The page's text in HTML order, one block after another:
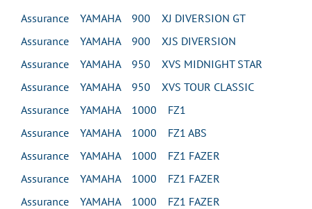
Assurance YAMAHA 900 XJ DIVERSION GT
Assurance YAMAHA 900 XJS DIVERSION
Assurance YAMAHA 950 XVS MIDNIGHT STAR
Assurance YAMAHA 950 XVS TOUR CLASSIC
Assurance YAMAHA 1000 FZ1
Assurance YAMAHA 1000 FZ1 ABS
Assurance YAMAHA 1000 FZ1 FAZER
Assurance YAMAHA 1000 FZ1 FAZER
Assurance YAMAHA 1000 FZ1 FAZER